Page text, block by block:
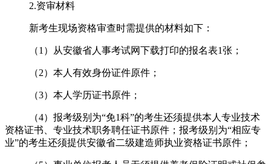
2.资审材料
新考生现场资格审查时需提供的材料如下：
（1 ）从安徽省人事考试网下载打印的报名表1张；
（2）本人有效身份证件原件；
（3）本人学历证书原件；
（4）报考级别为“免1科”的考生还须提供本人专业技术
资格证书、专业技术职务聘任证书原件；报考级别为“相应专
业”的考生还须提供安徽省二级建造师执业资格证书原件；